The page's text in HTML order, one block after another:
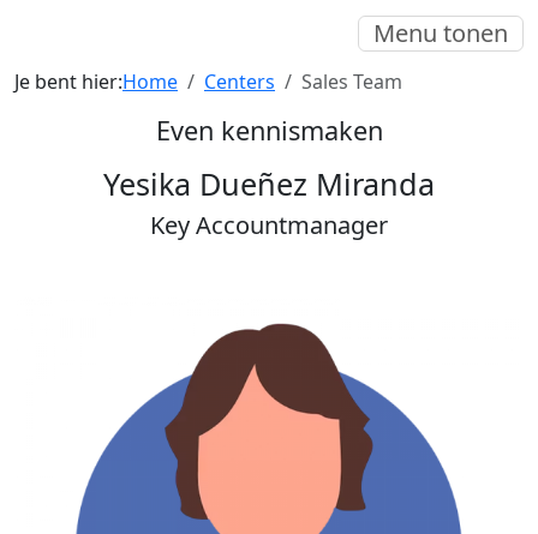
Menu tonen
Je bent hier:Home Centers Sales Team
Even kennismaken
Yesika Dueñez Miranda
Key Accountmanager